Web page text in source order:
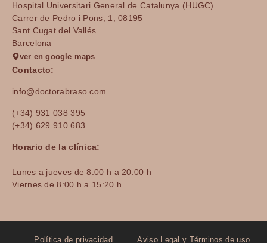
Hospital Universitari General de Catalunya (HUGC)
Carrer de Pedro i Pons, 1, 08195
Sant Cugat del Vallés
Barcelona
ver en google maps
Contacto:
info@doctorabraso.com
(+34) 931 038 395
(+34) 629 910 683
Horario de la clínica:
Lunes a jueves de 8:00 h a 20:00 h
Viernes de 8:00 h a 15:20 h
Política de privacidad
Aviso Legal y Términos de uso